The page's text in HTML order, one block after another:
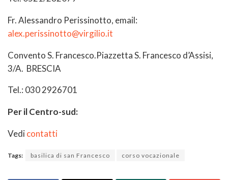
Fr. Alessandro Perissinotto, email:
alex.perissinotto@virgilio.it
Convento S. Francesco.Piazzetta S. Francesco d’Assisi,
3/A. BRESCIA
Tel.: 030 2926701
Per il Centro-sud:
Vedicontatti
Tags: basilica di san Francesco corso vocazionale